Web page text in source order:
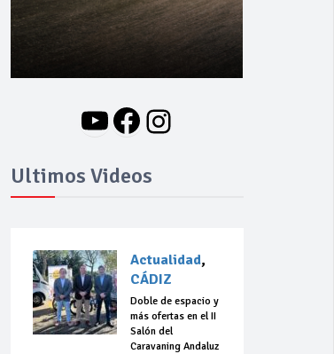
NOVEDADES
Nuevo BMW i3: Y
finalmente el Serie 3
se hizo eléctrico
YouTube
Facebook
Instagram
Ultimos Videos
Actualidad,
CÁDIZ
Doble de espacio y
más ofertas en el II
Salón del
Caravaning Andaluz